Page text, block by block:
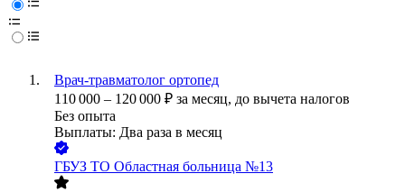
Врач-травматолог ортопед
110 000 – 120 000 ₽ за месяц, до вычета налогов
Без опыта
Выплаты: Два раза в месяц
ГБУЗ ТО Областная больница №13